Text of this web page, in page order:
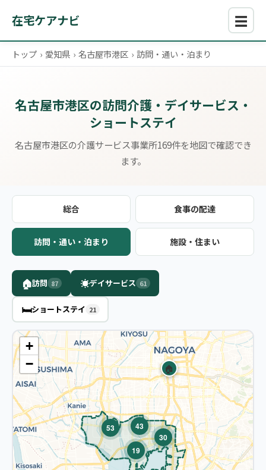
在宅ケアナビ ☰
トップ › 愛知県 › 名古屋市港区 › 訪問・通い・泊まり
名古屋市港区の訪問介護・デイサービス・
ショートステイ
名古屋市港区の介護サービス事業所169件を地図で確認でき
ます。
総合 食事の配達
訪問・通い・泊まり 施設・住まい
🏠訪問 87 ☀️デイサービス 61
🛏️ショートステイ 21
🏠
53
19
43
30
+
−